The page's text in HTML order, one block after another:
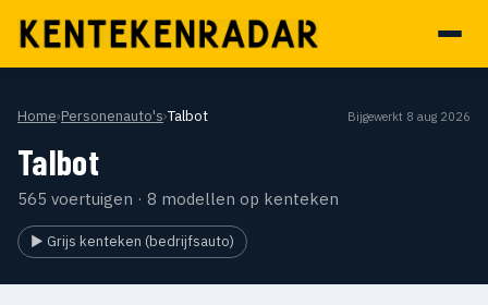
Home›Personenauto's›Talbot Bijgewerkt 8 aug 2026
Talbot
565 voertuigen · 8 modellen op kenteken
▶ Grijs kenteken (bedrijfsauto)